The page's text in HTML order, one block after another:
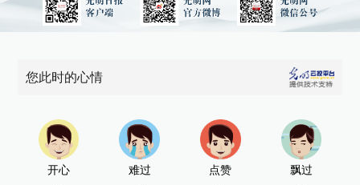
您此时的心情
开心 难过 点赞 飘过